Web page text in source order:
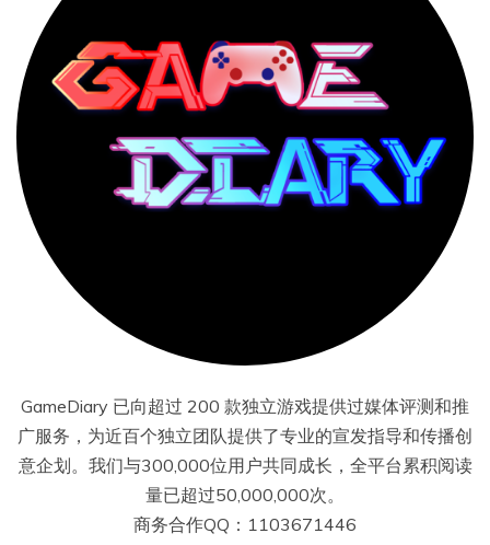
GameDiary 已向超过 200 款独立游戏提供过媒体评测和推
广服务，为近百个独立团队提供了专业的宣发指导和传播创
意企划。我们与300,000位用户共同成长，全平台累积阅读
量已超过50,000,000次。
商务合作QQ：1103671446